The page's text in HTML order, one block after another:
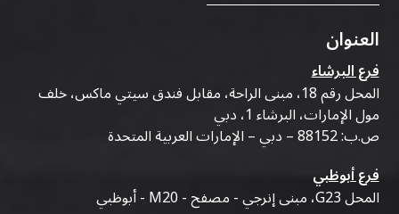
العنوان
فرع البرشاء
المحل رقم 18، مبنى الراحة، مقابل فندق سيتي ماكس، خلف
مول الإمارات، البرشاء 1، دبي
ص.ب: 88152 – دبي – الإمارات العربية المتحدة
فرع أبوظبي
المحل G23، مبنى إنرجي - مصفح - M20 - أبوظبي